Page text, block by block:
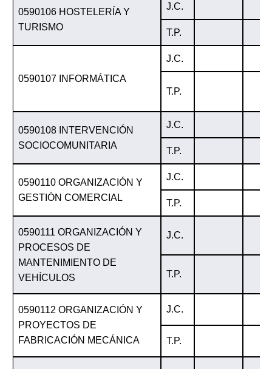
0590106 HOSTELERÍA Y
TURISMO
J.C.
T.P.
0590107 INFORMÁTICA
J.C.
T.P.
0590108 INTERVENCIÓN
SOCIOCOMUNITARIA
J.C.
T.P.
0590110 ORGANIZACIÓN Y
GESTIÓN COMERCIAL
J.C.
T.P.
0590111 ORGANIZACIÓN Y
PROCESOS DE
MANTENIMIENTO DE
VEHÍCULOS
J.C.
T.P.
0590112 ORGANIZACIÓN Y
PROYECTOS DE
FABRICACIÓN MECÁNICA
J.C.
T.P.